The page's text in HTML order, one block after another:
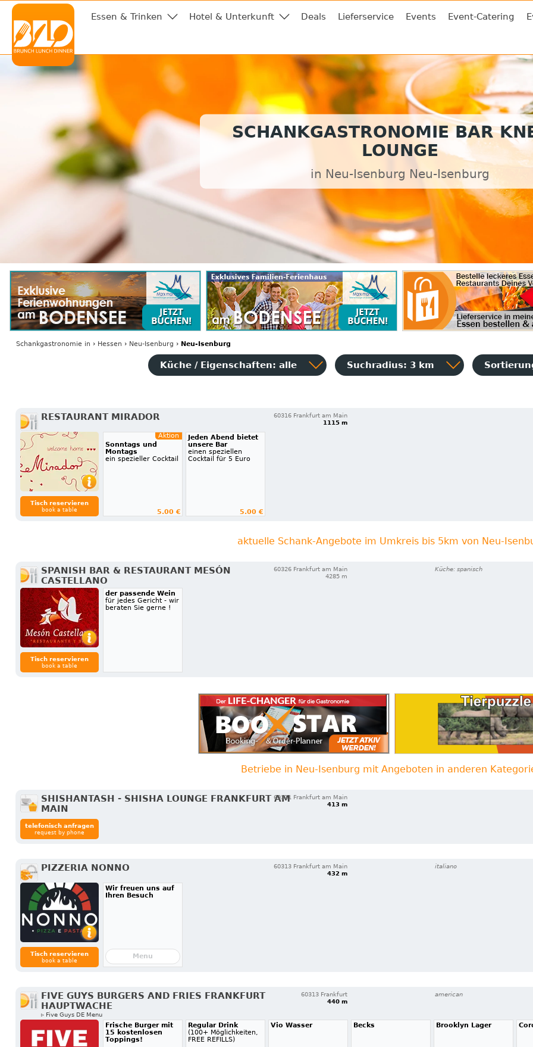
Essen & Trinken Hotel & Unterkunft Deals Lieferservice Events Event-Catering
SCHANKGASTRONOMIE BAR
LOUNGE
in Neu-Isenburg Neu-Isenburg
Schankgastronomiein › Hessen › Neu-Isenburg › Neu-Isenburg
Küche / Eigenschaften: alle Suchradius: 3 km
RESTAURANT MIRADOR
60316 Frankfurt am Main
1115 m
Tisch reservieren
book a table
Aktion
Sonntags und
Montags
ein spezieller Cocktail
5.00 €
Jeden Abend bietet
unsere Bar
einen speziellen
Cocktail für 5 Euro
5.00 €
aktuelle Schank-Angebote im Umkreis bis 5km von Neu-
SPANISH BAR & RESTAURANT MESÓN
CASTELLANO
60326 Frankfurt am Main
4285 m
Küche: spanisch
Tisch reservieren
book a table
der passende Wein
für jedes Gericht - wir
beraten Sie gerne !
Betriebe in Neu-Isenburg mit Angeboten in anderen
SHISHANTASH - SHISHA LOUNGE FRANKFURT AM
MAIN
60311 Frankfurt am Main
413 m
telefonisch anfragen
request by phone
PIZZERIA NONNO
60313 Frankfurt am Main
432 m
italiano
Tisch reservieren
book a table
Wir freuen uns auf
Ihren Besuch
Menu
FIVE GUYS BURGERS AND FRIES FRANKFURT
HAUPTWACHE
▹ Five Guys DE Menu
60313 Frankfurt
440 m
american
Frische Burger mit
15 kostenlosen
Toppings!
Regular Drink
(100+ Möglichkeiten,
FREE REFILLS)
Vio Wasser Becks Brooklyn Lager